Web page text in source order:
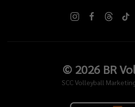
© 2026BR
SCC Volleyball